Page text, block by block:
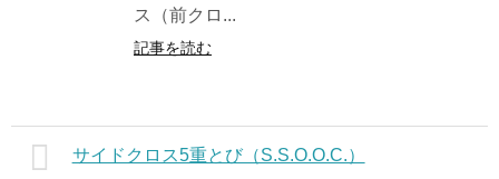
ス（前クロ...
記事を読む
サイドクロス5重とび（S.S.O.O.C.）